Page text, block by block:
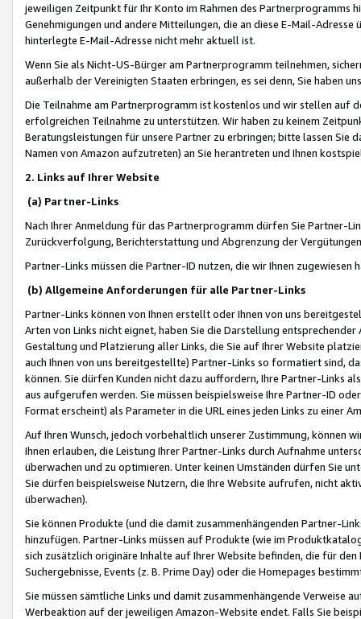
jeweiligen Zeitpunkt für Ihr Konto im Rahmen des Partnerprogramms
Genehmigungen und andere Mitteilungen, die an diese E-Mail-
hinterlegte E-Mail-Adresse nicht mehr aktuell ist.
Wenn Sie als Nicht-US-Bürger am Partnerprogramm teilnehmen,
außerhalb der Vereinigten Staaten erbringen, es sei denn, Sie haben
Die Teilnahme am Partnerprogramm ist kostenlos und wir stellen auf
erfolgreichen Teilnahme zu unterstützen. Wir haben zu keinem
Beratungsleistungen für unsere Partner zu erbringen; bitte lassen Sie
Namen von Amazon aufzutreten) an Sie herantreten und Ihnen
2. Links auf Ihrer Website
(a) Partner-Links
Nach Ihrer Anmeldung für das Partnerprogramm dürfen Sie Partner-
Zurückverfolgung, Berichterstattung und Abgrenzung der
Partner-Links müssen die Partner-ID nutzen, die wir Ihnen zugewiesen
(b) Allgemeine Anforderungen für alle Partner-Links
Partner-Links können von Ihnen erstellt oder Ihnen von uns
Arten von Links nicht eignet, haben Sie die Darstellung
Gestaltung und Platzierung aller Links, die Sie auf Ihrer Website
auch Ihnen von uns bereitgestellte) Partner-Links so formatiert sind,
können. Sie dürfen Kunden nicht dazu auffordern, Ihre Partner-Links
aus aufgerufen werden. Sie müssen beispielsweise Ihre Partner-ID
Format erscheint) als Parameter in die URL eines jeden Links zu einer
Auf Ihren Wunsch, jedoch vorbehaltlich unserer Zustimmung, können
Ihnen erlauben, die Leistung Ihrer Partner-Links durch Aufnahme
überwachen und zu optimieren. Unter keinen Umständen dürfen Sie
Sie dürfen beispielsweise Nutzern, die Ihre Website aufrufen, nicht
überwachen).
Sie können Produkte (und die damit zusammenhängenden Partner-
hinzufügen. Partner-Links müssen auf Produkte (wie im
sich zusätzlich originäre Inhalte auf Ihrer Website befinden, die für
Suchergebnisse, Events (z. B. Prime Day) oder die Homepages
Sie müssen sämtliche Links und damit zusammenhängende
Werbeaktion auf der jeweiligen Amazon-Website endet. Falls Sie